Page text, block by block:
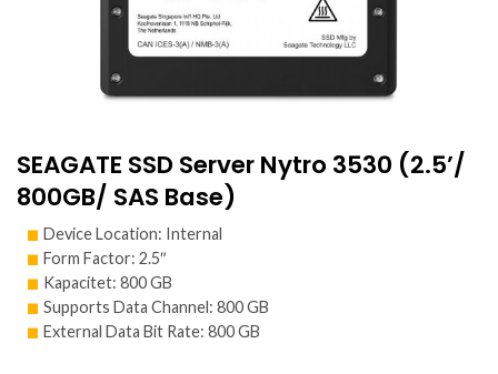
SEAGATE SSD Server Nytro 3530 (2.5’/
800GB/ SAS Base)
Device Location: Internal
Form Factor: 2.5″
Kapacitet: 800 GB
Supports Data Channel: 800 GB
External Data Bit Rate: 800 GB